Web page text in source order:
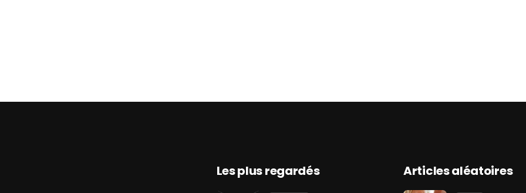
Les plus regardés Articles aléatoires